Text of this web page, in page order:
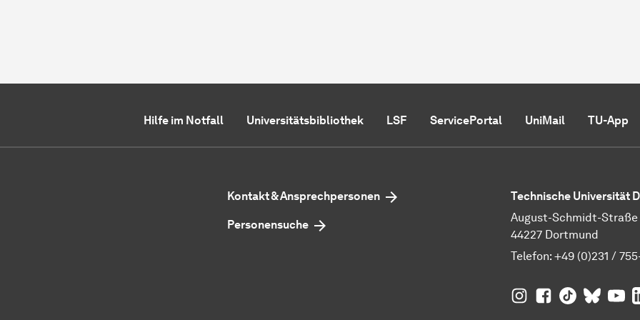
Hilfe im Notfall Universitätsbibliothek LSF ServicePortal UniMail TU-App
Kontakt & Ansprechpersonen
Personensuche
Technische Universität
August-Schmidt-Straße
44227 Dortmund
Telefon: +49 (0)231 /
TU Dortmund auf
TU Dortmund
TU TU